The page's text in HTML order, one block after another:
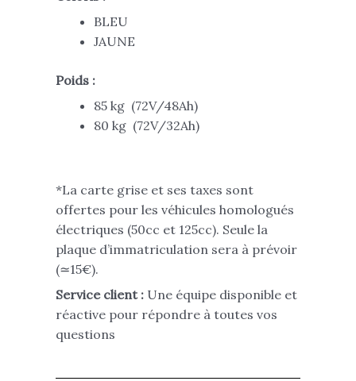
BLEU
JAUNE
Poids :
85 kg (72V/48Ah)
80 kg (72V/32Ah)
*La carte grise et ses taxes sont
offertes pour les véhicules homologués
électriques (50cc et 125cc). Seule la
plaque d’immatriculation sera à prévoir
(≃15€).
Service client : Une équipe disponible et
réactive pour répondre à toutes vos
questions